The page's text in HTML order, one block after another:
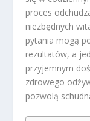
proces
niezbędnych
pytania mogą
rezultatów, a
przyjemnym
zdrowego
pozwolą